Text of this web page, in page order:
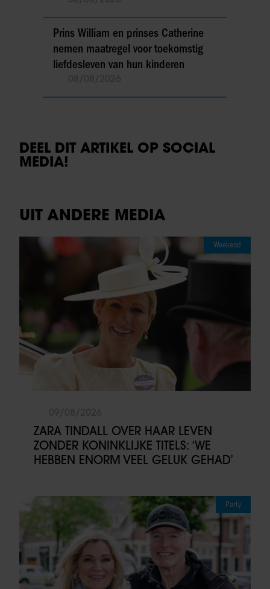
Prins William en prinses Catherine
nemen maatregel voor toekomstig
liefdesleven van hun kinderen
DEEL DIT ARTIKEL OP SOCIAL
MEDIA!
UIT ANDERE MEDIA
Weekend
ZARA TINDALL OVER HAAR LEVEN
ZONDER KONINKLIJKE TITELS: ‘WE
HEBBEN ENORM VEEL GELUK GEHAD’
Party